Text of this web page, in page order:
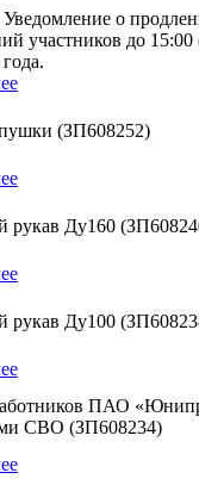
о
участников до 15:00
(ЗП608252)
рукав Ду160
рукав Ду100
ПАО
СВО (ЗП608234)